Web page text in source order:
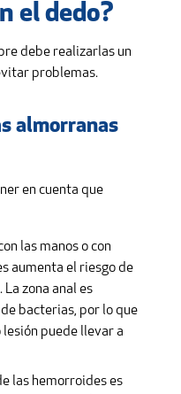
el dedo?
debe realizarlas un
problemas.
almorranas
en cuenta que
las manos o con
aumenta el riesgo de
. La zona anal es
bacterias, por lo que
puede llevar a
las hemorroides es